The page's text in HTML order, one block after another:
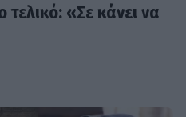
τελικό: «Σε κάνει να